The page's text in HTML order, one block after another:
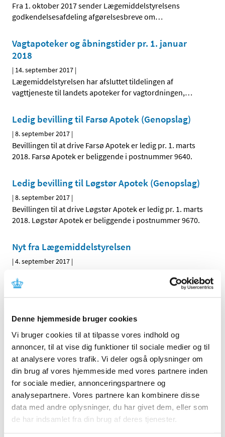
Denne hjemmeside bruger cookies
Vi bruger cookies til at tilpasse vores indhold og
annoncer, til at vise dig funktioner til sociale medier og til
at analysere vores trafik. Vi deler også oplysninger om
din brug af vores hjemmeside med vores partnere inden
for sociale medier, annonceringspartnere og
analysepartnere. Vores partnere kan kombinere disse
data med andre oplysninger, du har givet dem, eller som
de har indsamlet fra din brug af deres tjenester.
Fra 1. oktober 2017 sender Lægemiddelstyrelsens
godkendelsesafdeling afgørelsesbreve om…
Vagtapoteker og åbningstider pr. 1. januar
2018
| 14. september 2017 |
Lægemiddelstyrelsen har afsluttet tildelingen af
vagttjeneste til landets apoteker for vagtordningen,…
Ledig bevilling til Farsø Apotek (Genopslag)
|8. september 2017 |
Bevillingen til at drive Farsø Apotek er ledig pr. 1. marts
2018. Farsø Apotek er beliggende i postnummer 9640.
Ledig bevilling til Løgstør Apotek (Genopslag)
|8. september 2017 |
Bevillingen til at drive Løgstør Apotek er ledig pr. 1. marts
2018. Løgstør Apotek er beliggende i postnummer 9670.
Nyt fra Lægemiddelstyrelsen
|4. september 2017 |
har skiftet navn til Nyt fra Lægemiddelstyrelsen og vil…
Medicinkombination.dk virker igen
|1. september 2017|
Der har i en periode været it-problemer med
Interaktionsdatabasen og hjemmesiden…
Lægemiddelstyrelsen har lanceret nyt
Produktresume.dk
Lægemiddelstyrelsen har lanceret en ny og forbedret